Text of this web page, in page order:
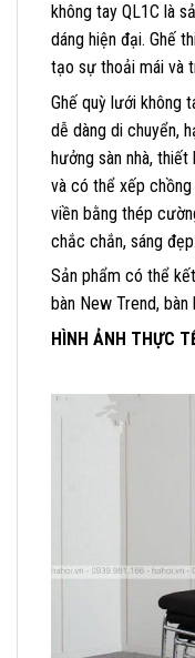
không tay QL1C là
dáng hiện đại. Ghế
tạo sự thoải mái và
Ghế quỳ lưới không
dễ dàng di chuyển,
hưởng sàn nhà,
và có thể xếp chồng
viền bằng thép
chắc chắn, sáng đẹp.
Sản phẩm có thể
bàn New Trend,
HÌNH ẢNH THỰC